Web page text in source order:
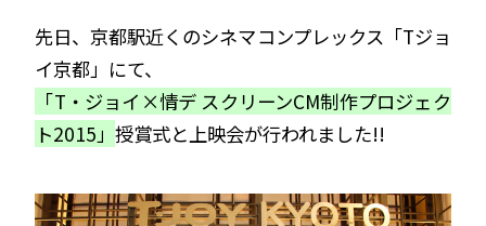
先日、京都駅近くのシネマコンプレックス「Tジョ
イ京都」にて、
「T・ジョイ×情デ スクリーンCM制作プロジェク
ト2015」授賞式と上映会が行われました!!